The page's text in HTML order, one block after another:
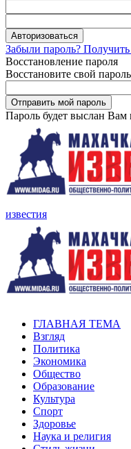
Забыли пароль?
Восстановление пароля
Восстановите свой пароль
Пароль будет выслан Вам
известия
ГЛАВНАЯ ТЕМА
Взгляд
Политика
Экономика
Общество
Образование
Культура
Спорт
Здоровье
Наука и религия